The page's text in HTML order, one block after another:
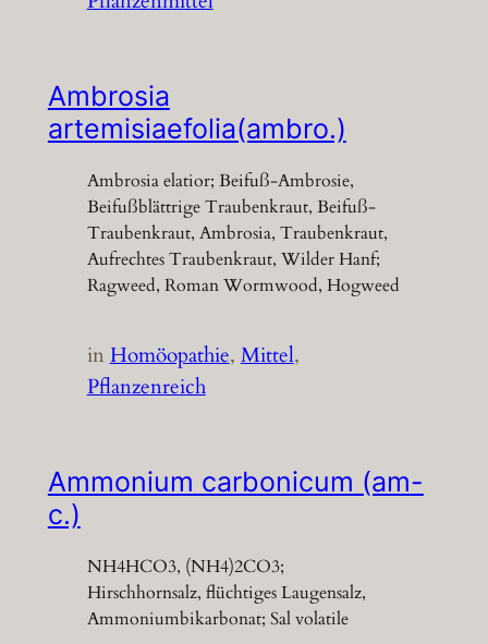
Ambrosia
artemisiaefolia(ambro.)
Ambrosia elatior; Beifuß-Ambrosie,
Beifußblättrige Traubenkraut, Beifuß-
Traubenkraut, Ambrosia, Traubenkraut,
Aufrechtes Traubenkraut, Wilder Hanf;
Ragweed, Roman Wormwood, Hogweed
inHomöopathie, Mittel
Pflanzenreich
Ammonium carbonicum (am-
c.)
NH4HCO3, (NH4)2CO3;
Hirschhornsalz, flüchtiges Laugensalz,
Ammoniumbikarbonat; Sal volatile